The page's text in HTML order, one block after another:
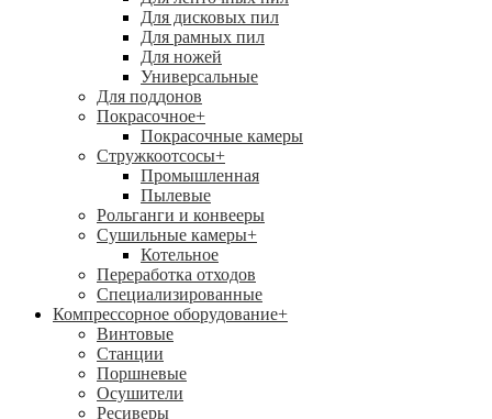
Для дисковых пил
Для рамных пил
Для ножей
Универсальные
Для поддонов
Покрасочное+
Покрасочные камеры
Стружкоотсосы+
Промышленная
Пылевые
Рольганги и конвееры
Сушильные камеры+
Котельное
Переработка отходов
Специализированные
Компрессорное оборудование+
Винтовые
Станции
Поршневые
Осушители
Ресиверы